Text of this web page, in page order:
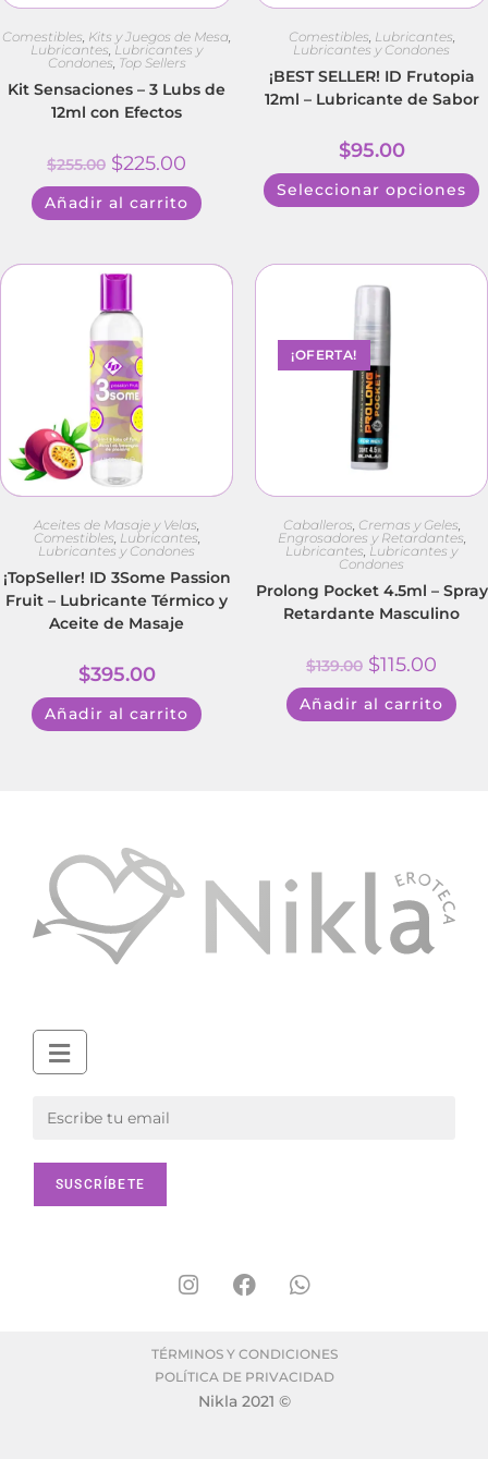
Comestibles Kits y Juegos de Mesa
Lubricantes Lubricantes y
Condones Top Sellers
Kit Sensaciones – 3 Lubs de
12ml con Efectos
$255.00 $225.00
Añadir al carrito
Comestibles Lubricantes
Lubricantes y Condones
¡BEST SELLER! ID Frutopia
12ml – Lubricante de Sabor
$95.00
Seleccionar opciones
Aceites de Masaje y Velas
Comestibles Lubricantes
Lubricantes y Condones
¡TopSeller! ID 3Some Passion
Fruit – Lubricante Térmico y
Aceite de Masaje
$395.00
Añadir al carrito
¡OFERTA!
Caballeros Cremas y Geles
Engrosadores y Retardantes
Lubricantes Lubricantes y
Condones
Prolong Pocket 4.5ml – Spray
Retardante Masculino
$139.00 $115.00
Añadir al carrito
TÉRMINOS Y CONDICIONES
POLÍTICA DE PRIVACIDAD
Nikla 2021 ©